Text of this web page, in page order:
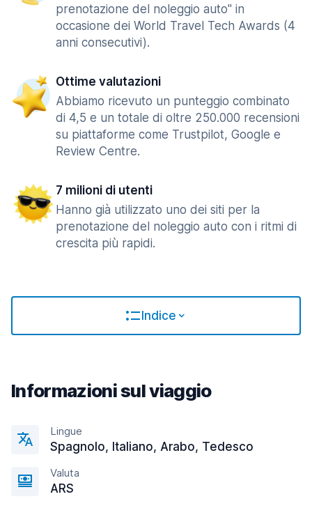
prenotazione del noleggio auto" in
occasione dei World Travel Tech Awards (4
anni consecutivi).
Ottime valutazioni
Abbiamo ricevuto un punteggio combinato
di 4,5 e un totale di oltre 250.000 recensioni
su piattaforme come Trustpilot, Google e
Review Centre.
7 milioni di utenti
Hanno già utilizzato uno dei siti per la
prenotazione del noleggio auto con i ritmi di
crescita più rapidi.
Indice
Informazioni sul viaggio
Lingue
Spagnolo, Italiano, Arabo, Tedesco
Valuta
ARS